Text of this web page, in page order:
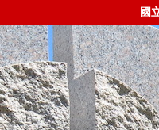
國